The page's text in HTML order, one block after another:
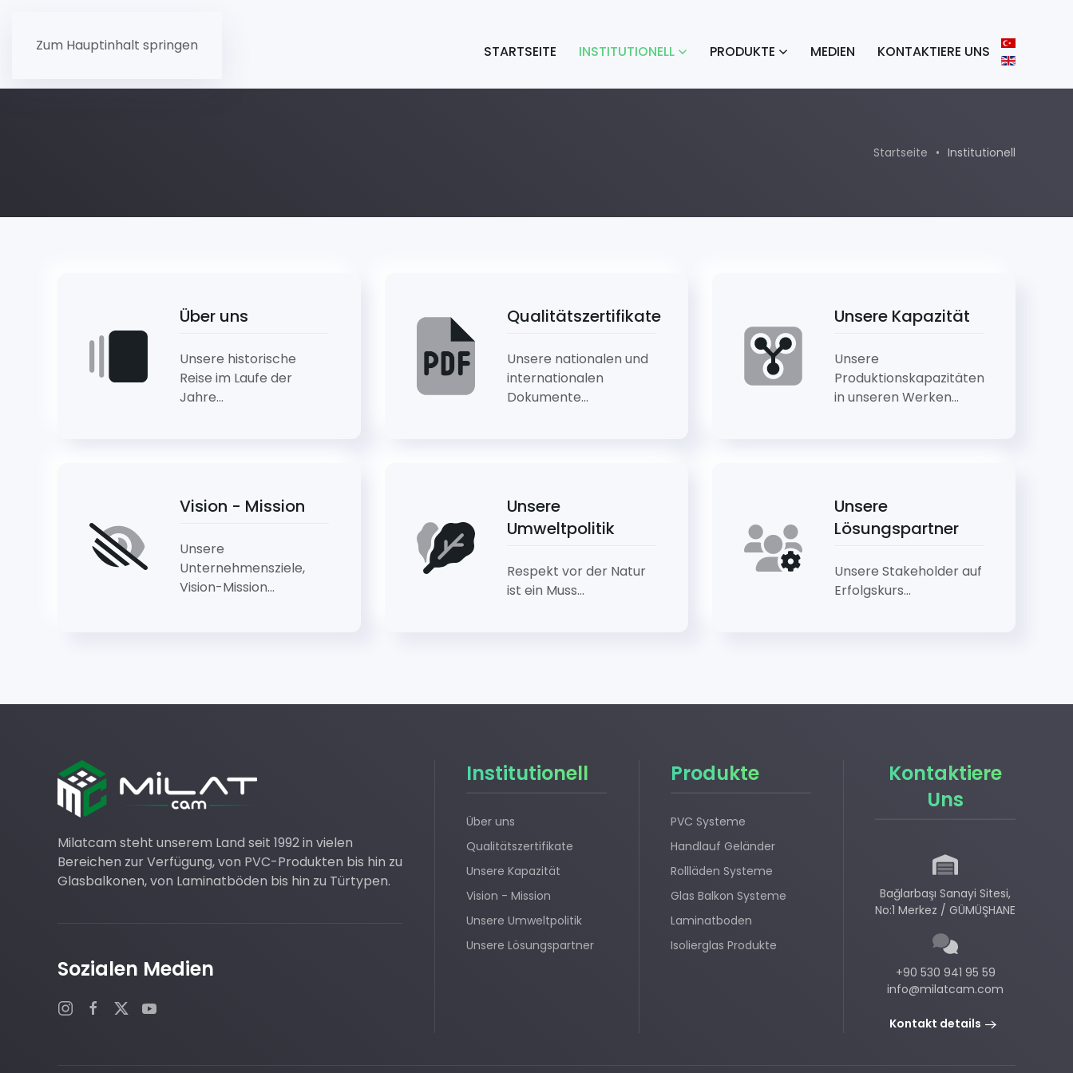
Zum Hauptinhalt springen STARTSEITE INSTITUTIONELL PRODUKTE MEDIEN KONTAKTIERE UNS
Startseite Institutionell
Über uns
Unsere historische
Reise im Laufe der
Jahre...
Qualitätszertifikate
Unsere nationalen und
internationalen
Dokumente...
Unsere Kapazität
Unsere
Produktionskapazitäten
in unseren Werken...
Vision - Mission
Unsere
Unternehmensziele,
Vision-Mission...
Unsere
Umweltpolitik
Respekt vor der Natur
ist ein Muss...
Unsere
Lösungspartner
Unsere Stakeholder auf
Erfolgskurs...
Milatcam steht unserem Land seit 1992 in vielen
Bereichen zur Verfügung, von PVC-Produkten bis hin zu
Glasbalkonen, von Laminatböden bis hin zu Türtypen.
Sozialen Medien
Institutionell
Über uns
Qualitätszertifikate
Unsere Kapazität
Vision - Mission
Unsere Umweltpolitik
Unsere Lösungspartner
Produkte
PVC Systeme
Handlauf Geländer
Rollläden Systeme
Glas Balkon Systeme
Laminatboden
Isolierglas Produkte
Kontaktiere
Uns
Bağlarbaşı Sanayi Sitesi,
No:1 Merkez / GÜMÜŞHANE
+90 530 941 95 59
info@milatcam.com
Kontakt details